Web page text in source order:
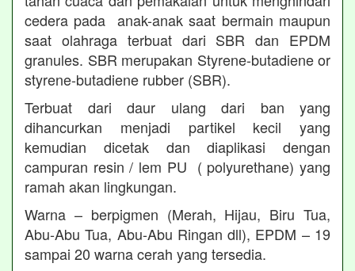
cedera pada anak-anak saat bermain maupun
saat olahraga terbuat dari SBR dan EPDM
granules. SBR merupakan Styrene-butadiene or
styrene-butadiene rubber (SBR).
Terbuat dari daur ulang dari ban yang
dihancurkan menjadi partikel kecil yang
kemudian dicetak dan diaplikasi dengan
campuran resin / lem PU ( polyurethane) yang
ramah akan lingkungan.
Warna – berpigmen (Merah, Hijau, Biru Tua,
Abu-Abu Tua, Abu-Abu Ringan dll), EPDM – 19
sampai 20 warna cerah yang tersedia.